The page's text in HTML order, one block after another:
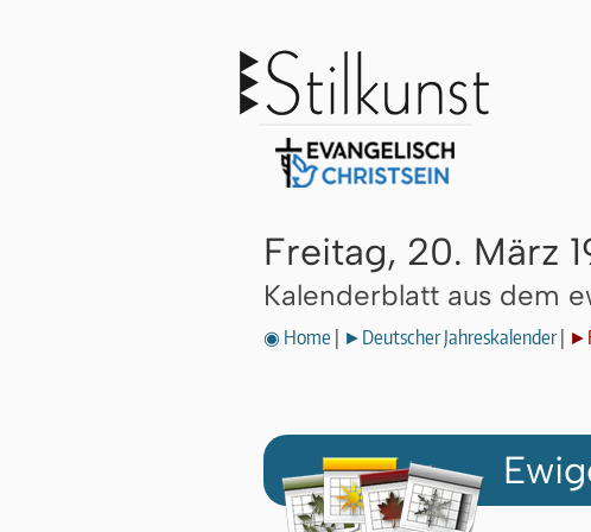
Freitag, 20. März
Kalenderblatt aus dem
◉ Home ►Deutscher Jahreskalender|